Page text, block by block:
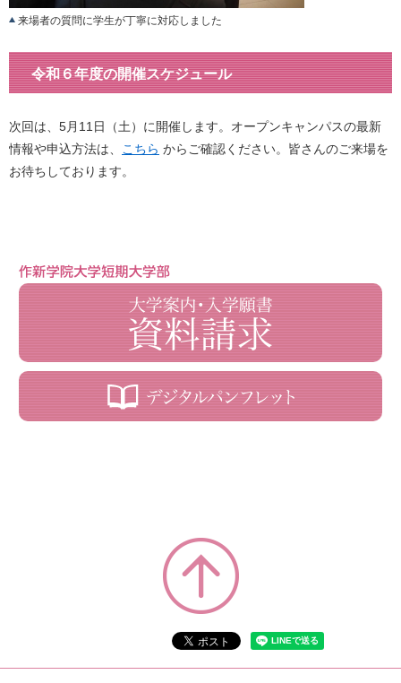
来場者の質問に学生が丁寧に対応しました
令和６年度の開催スケジュール
次回は、5月11日（土）に開催します。オープンキャンパスの最新
情報や申込方法は、
こちら からご確認ください。皆さんのご来場を
お待ちしております。